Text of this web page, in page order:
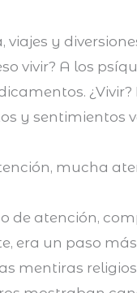
viajes y
vivir? A los
y sentimientos
mucha
de atención,
era un paso
mentiras